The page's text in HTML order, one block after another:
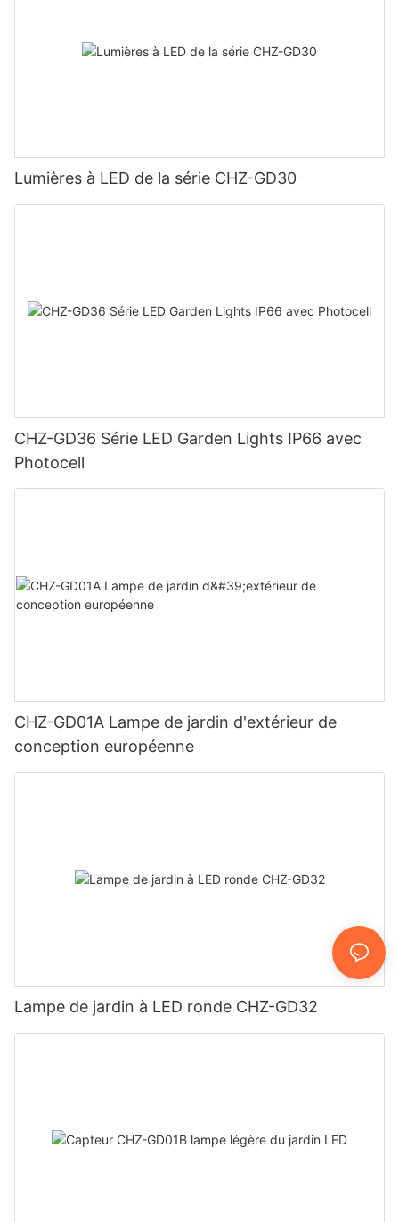
Lumières à LED de la série CHZ-GD30
CHZ-GD36 Série LED Garden Lights IP66 avec
Photocell
CHZ-GD01A Lampe de jardin d'extérieur de
conception européenne
Lampe de jardin à LED ronde CHZ-GD32